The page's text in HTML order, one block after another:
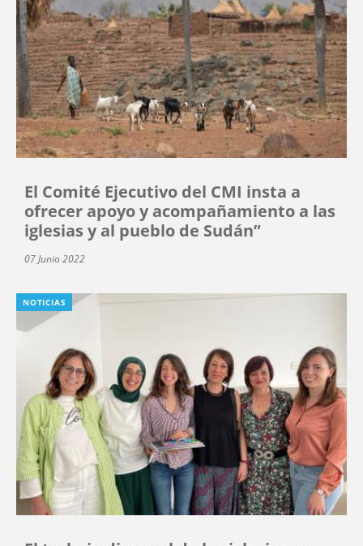
El Comité Ejecutivo del CMI insta a
ofrecer apoyo y acompañamiento a las
iglesias y al pueblo de Sudán”
07 Junio 2022
NOTICIAS